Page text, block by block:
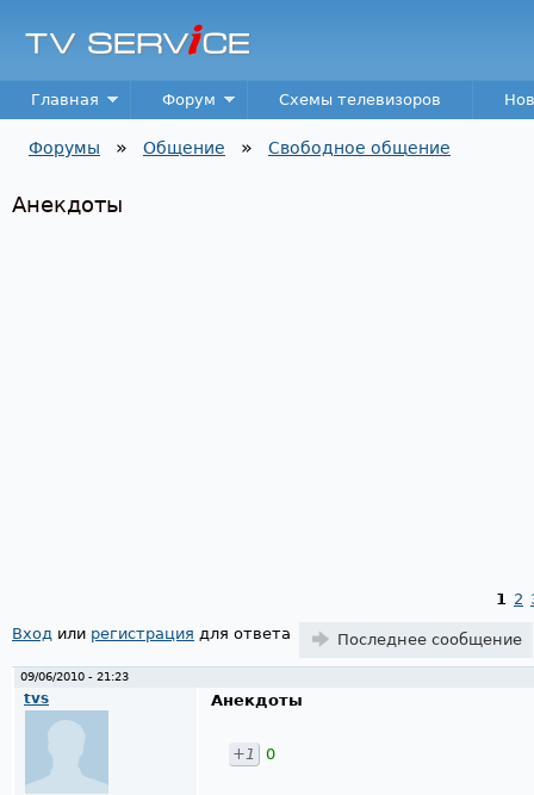
TV
Service
Main menu
Главная Форум Схемы телевизоров
Форумы » Общение » Свободное общение
Анекдоты
Страницы
1 2
Вход или регистрация для ответа Последнее сообщение
09/06/2010 - 21:23
tvs Анекдоты
+1 0